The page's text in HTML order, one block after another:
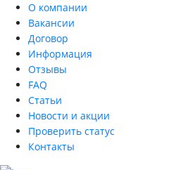
О компании
Вакансии
Договор
Информация
Отзывы
FAQ
Статьи
Новости и акции
Проверить статус
Контакты